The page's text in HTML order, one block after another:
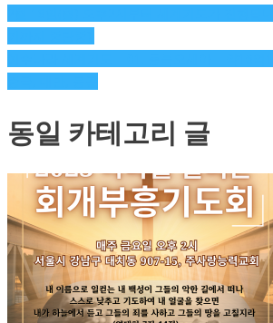
글
탐
색
동일 카테고리 글